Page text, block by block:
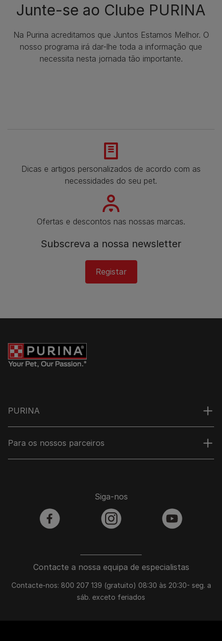
Junte-se ao Clube PURINA
Na Purina acreditamos que Juntos Estamos Melhor. O
nosso programa irá dar-lhe toda a informação que
necessita nesta jornada tão importante.
Dicas e artigos personalizados de acordo com as
necessidades do seu pet.
Ofertas e descontos nas nossas marcas.
Subscreva a nossa newsletter
Registar
PURINA
Para os nossos parceiros
Contacte a nossa equipa de especialistas
Contacte-nos: 800 207 139 (gratuito) 08:30 às 20:30- seg. a
sáb. exceto feriados
Siga-nos
facebook instagram youtube